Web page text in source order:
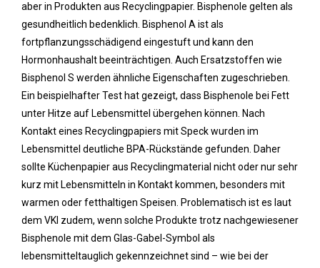
aber in Produkten aus Recyclingpapier. Bisphenole gelten als
gesundheitlich bedenklich. Bisphenol A ist als
fortpflanzungsschädigend eingestuft und kann den
Hormonhaushalt beeinträchtigen. Auch Ersatzstoffen wie
Bisphenol S werden ähnliche Eigenschaften zugeschrieben.
Ein beispielhafter Test hat gezeigt, dass Bisphenole bei Fett
unter Hitze auf Lebensmittel übergehen können. Nach
Kontakt eines Recyclingpapiers mit Speck wurden im
Lebensmittel deutliche BPA-Rückstände gefunden. Daher
sollte Küchenpapier aus Recyclingmaterial nicht oder nur sehr
kurz mit Lebensmitteln in Kontakt kommen, besonders mit
warmen oder fetthaltigen Speisen. Problematisch ist es laut
dem VKI zudem, wenn solche Produkte trotz nachgewiesener
Bisphenole mit dem Glas-Gabel-Symbol als
lebensmitteltauglich gekennzeichnet sind – wie bei der